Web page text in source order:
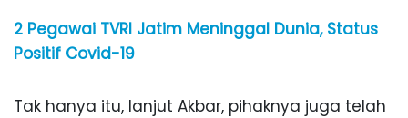
2 Pegawai TVRI Jatim Meninggal Dunia, Status
Positif Covid-19
Tak hanya itu, lanjut Akbar, pihaknya juga telah